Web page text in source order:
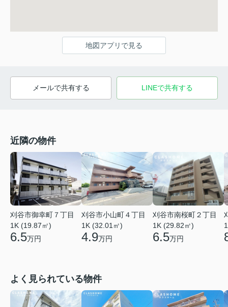
地図アプリで見る
メールで共有する LINEで共有する
近隣の物件
刈谷市御幸町７丁目
1K (19.87㎡)
6.5万円
刈谷市小山町４丁目
1K (32.01㎡)
4.9万円
刈谷市南桜町２丁目
1K (29.82㎡)
6.5万円
よく見られている物件